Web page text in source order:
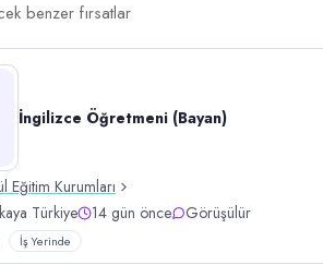
benzer fırsatlar
İngilizce Öğretmeni (Bayan)
Eğitim Kurumları
Türkiye
14 gün önce Görüşülür
İş Yerinde